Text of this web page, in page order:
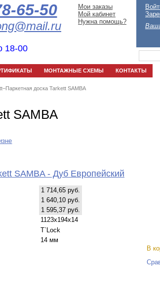
65-50
18-00
МОНТАЖНЫЕ СХЕМЫ КОНТАКТЫ
Мои заказы
Мой кабинет
Нужна помощь?
–Паркетная доска Tarkett SAMBA
SAMBA
SAMBA - Дуб Европейский
1 714,65 руб.
1 640,10 руб.
1 595,37 руб.
1123х194х14
T`Lock
14 мм
В